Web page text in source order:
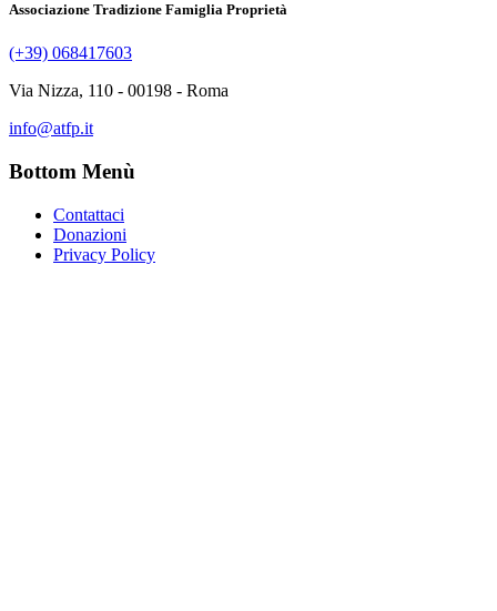
Associazione Tradizione Famiglia Proprietà
(+39) 068417603
Via Nizza, 110 - 00198 - Roma
info@atfp.it
Bottom Menù
Contattaci
Donazioni
Privacy Policy